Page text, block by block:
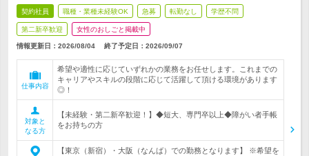
契約社員 職種・業種未経験OK 急募 転勤なし 学歴不問
第二新卒歓迎 女性のおしごと掲載中
情報更新日：2026/08/04 終了予定日： 2026/09/07
仕事内容
希望や適性に応じていずれかの業務をお任せします。これまでの
キャリアやスキルの段階に応じて活躍して頂ける環境があります
◎！
対象と
なる方
【未経験・第二新卒歓迎！】◆短大、専門卒以上◆障がい者手帳
をお持ちの方
【東京（新宿）・大阪（なんば）での勤務となります】 ※希望を